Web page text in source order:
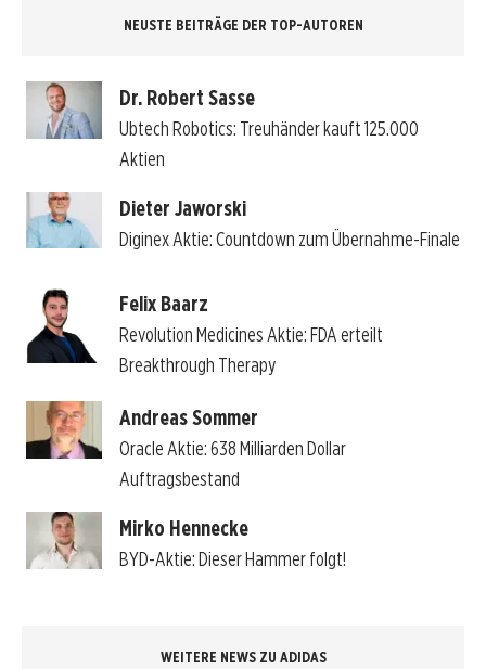
NEUSTE BEITRÄGE DER TOP-AUTOREN
Dr. Robert Sasse
Ubtech Robotics: Treuhänder kauft 125.000
Aktien
Dieter Jaworski
Diginex Aktie: Countdown zum Übernahme-Finale
Felix Baarz
Revolution Medicines Aktie: FDA erteilt
Breakthrough Therapy
Andreas Sommer
Oracle Aktie: 638 Milliarden Dollar
Auftragsbestand
Mirko Hennecke
BYD-Aktie: Dieser Hammer folgt!
WEITERE NEWS ZU ADIDAS